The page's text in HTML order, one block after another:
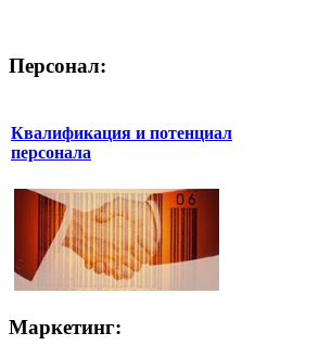
Персонал:
Квалификация и потенциал
персонала
Маркетинг: